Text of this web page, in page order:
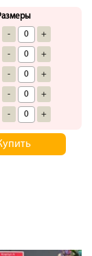
- +
- +
- +
- +
- +